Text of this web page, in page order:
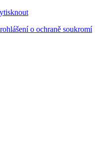
o ochraně soukromí